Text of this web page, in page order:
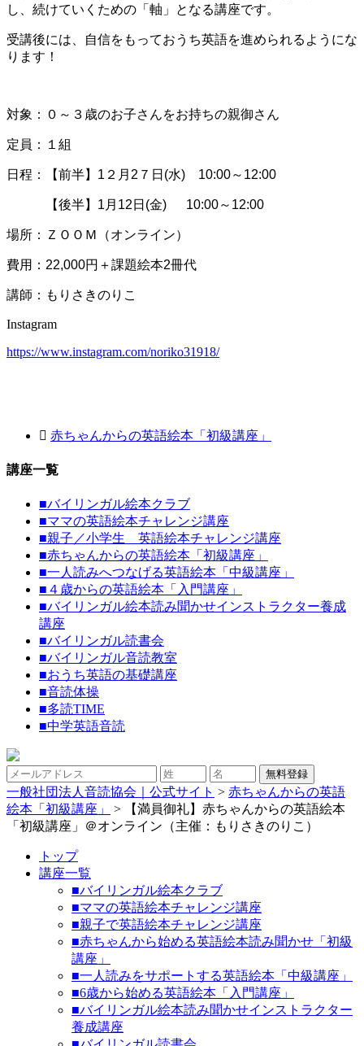
し、続けていくための「軸」となる講座です。
受講後には、自信をもっておうち英語を進められるようにな
ります！
対象：０～３歳のお子さんをお持ちの親御さん
定員：１組
日程：【前半】1２月2７日(水) 10:00～12:00
【後半】1月12日(金) 10:00～12:00
場所：ＺＯＯＭ（オンライン）
費用：22,000円＋課題絵本2冊代
講師：もりさきのりこ
Instagram
https://www.instagram.com/noriko31918/
赤ちゃんからの英語絵本「初級講座」
講座一覧
■バイリンガル絵本クラブ
■ママの英語絵本チャレンジ講座
■親子／小学生 英語絵本チャレンジ講座
■赤ちゃんからの英語絵本「初級講座」
■一人読みへつなげる英語絵本「中級講座」
■ ４歳からの英語絵本「入門講座」
■バイリンガル絵本読み聞かせインストラクター養成
講座
■バイリンガル読書会
■バイリンガル音読教室
■おうち英語の基礎講座
■音読体操
■多読TIME
■中学英語音読
一般社団法人音読協会｜公式サイト > 赤ちゃんからの英語
絵本「初級講座」
>
【満員御礼】赤ちゃんからの英語絵本
「初級講座」＠オンライン（主催：もりさきのりこ）
トップ
講座一覧
■バイリンガル絵本クラブ
■ママの英語絵本チャレンジ講座
■親子で英語絵本チャレンジ講座
■赤ちゃんから始める英語絵本読み聞かせ「初級
講座」
■一人読みをサポートする英語絵本「中級講座」
■6歳から始める英語絵本「入門講座」
■バイリンガル絵本読み聞かせインストラクター
養成講座